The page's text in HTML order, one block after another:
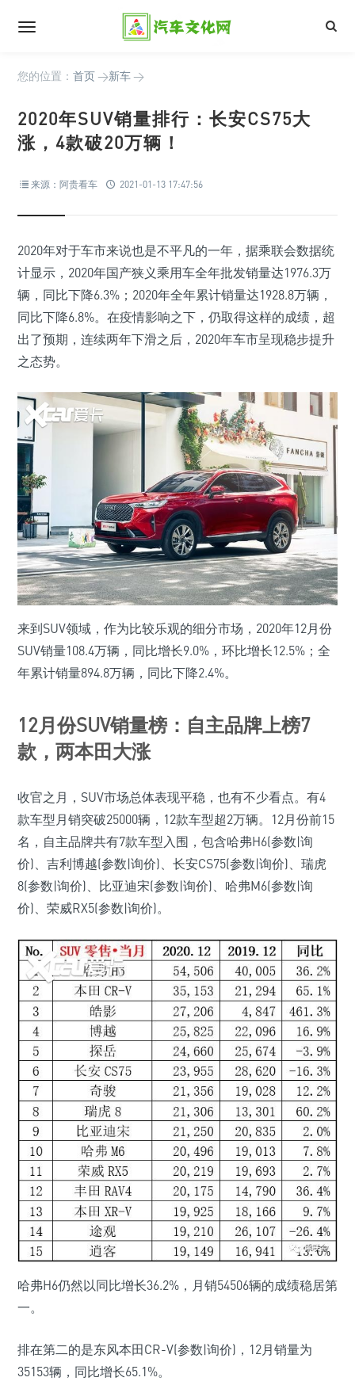
您的位置： 首页 >新车 >
2020年SUV销量排行：长安CS75大
涨，4款破20万辆！
来源：阿贵看车 2021-01-13 17:47:56
2020年对于车市来说也是不平凡的一年，据乘联会数据统
计显示，2020年国产狭义乘用车全年批发销量达1976.3万
辆，同比下降6.3%；2020年全年累计销量达1928.8万辆，
同比下降6.8%。在疫情影响之下，仍取得这样的成绩，超
出了预期，连续两年下滑之后，2020年车市呈现稳步提升
之态势。
来到SUV领域，作为比较乐观的细分市场，2020年12月份
SUV销量108.4万辆，同比增长9.0%，环比增长12.5%；全
年累计销量894.8万辆，同比下降2.4%。
12月份SUV销量榜：自主品牌上榜7
款，两本田大涨
收官之月，SUV市场总体表现平稳，也有不少看点。有4
款车型月销突破25000辆，12款车型超2万辆。12月份前15
名，自主品牌共有7款车型入围，包含哈弗H6(参数|询
价)、吉利博越(参数|询价)、长安CS75(参数|询价)、瑞虎
8(参数|询价)、比亚迪宋(参数|询价)、哈弗M6(参数|询
价)、荣威RX5(参数|询价)。
哈弗H6仍然以同比增长36.2%，月销54506辆的成绩稳居第
一。
排在第二的是东风本田CR-V(参数|询价)，12月销量为
35153辆，同比增长65.1%。